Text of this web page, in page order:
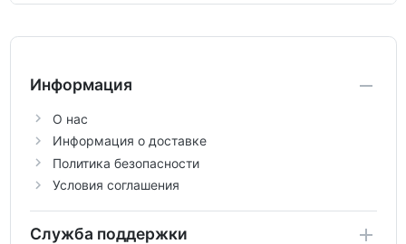
Информация
О нас
Информация о доставке
Политика безопасности
Условия соглашения
Служба поддержки